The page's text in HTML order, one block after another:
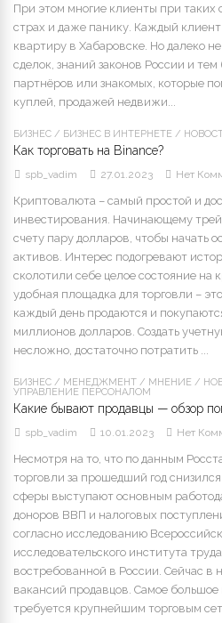
При этом многие клиенты при таких
страх и даже панику. Каждый
квартиру в Хабаровске. Но далеко
сделок, знаний законов России и
партнёров или знакомых, которые
куплей, продажей недвижи...
БИЗНЕС / БИЗНЕС В ИНТЕРНЕТЕ /
Как торговать на Binance?
spb_vadim 27.01.2023 Нет
Криптовалюта – самый простой и
инвестирования. Начинающему
счету пару долларов, чтобы начать
активов. Интерес подогревают
сколотили себе целое состояние на
удобная площадка для торговли –
каждый день продаются и
миллионов долларов. Создать
несложно, достаточно потратить ...
БИЗНЕС / МЕНЕДЖМЕНТ / МНЕНИЕ /
УПРАВЛЕНИЕ ПЕРСОНАЛОМ
Какие бывают продавцы — обзор
spb_vadim 10.01.2023 Нет
Несмотря на то, что по данным
торговли за прошедший год
сферы выступают основным
доноров ВВП и налоговых
согласно исследованию
исследовательского института
востребованной в России. Сейчас в
вакансий продавцов. Самое
требуется крупнейшим торговым